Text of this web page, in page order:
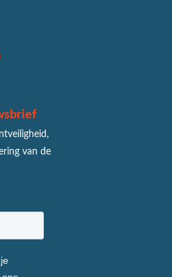
van de